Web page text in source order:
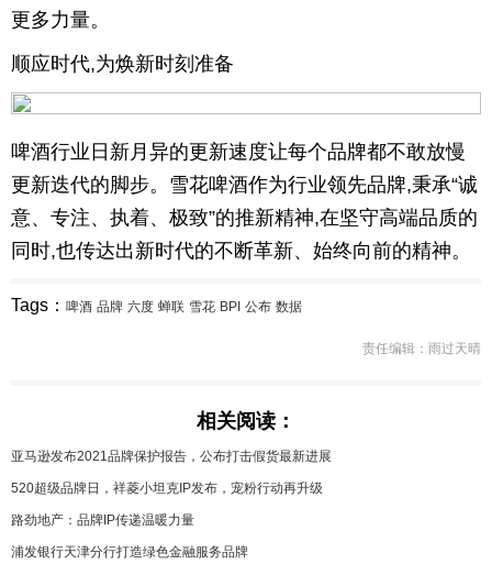
更多力量。
顺应时代,为焕新时刻准备
啤酒行业日新月异的更新速度让每个品牌都不敢放慢
更新迭代的脚步。雪花啤酒作为行业领先品牌,秉承“诚
意、专注、执着、极致”的推新精神,在坚守高端品质的
同时,也传达出新时代的不断革新、始终向前的精神。
Tags： 啤酒 品牌 六度 蝉联 雪花 BPI 公布 数据
责任编辑：雨过天晴
相关阅读：
亚马逊发布2021品牌保护报告，公布打击假货最新进展
520超级品牌日，祥菱小坦克IP发布，宠粉行动再升级
路劲地产：品牌IP传递温暖力量
浦发银行天津分行打造绿色金融服务品牌